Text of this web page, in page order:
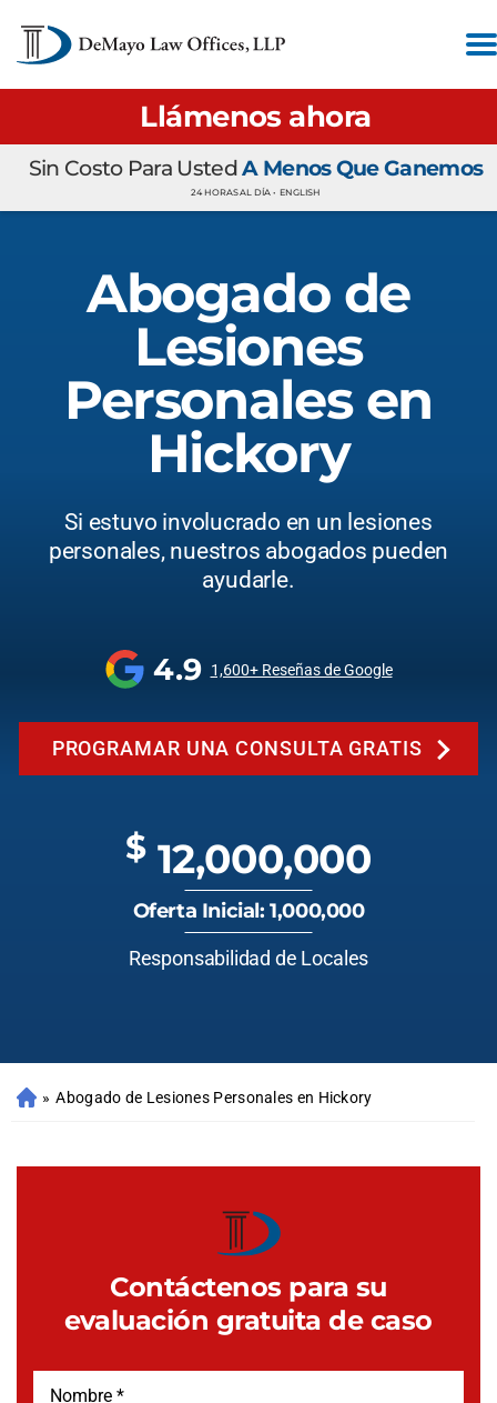
Llámenos ahora
Sin Costo Para UstedA Menos Que Ganemos
24 HORAS AL DÍA • ENGLISH
Abogado de
Lesiones
Personales en
Hickory
Si estuvo involucrado en un lesiones
personales, nuestros abogados pueden
ayudarle.
4.9 1,600+ Reseñas de Google
PROGRAMAR UNA CONSULTA GRATIS
$ 12,000,000
Oferta Inicial: 1,000,000
Responsabilidad de Locales
» Abogado de Lesiones Personales en Hickory
Contáctenos para su
evaluación gratuita de caso